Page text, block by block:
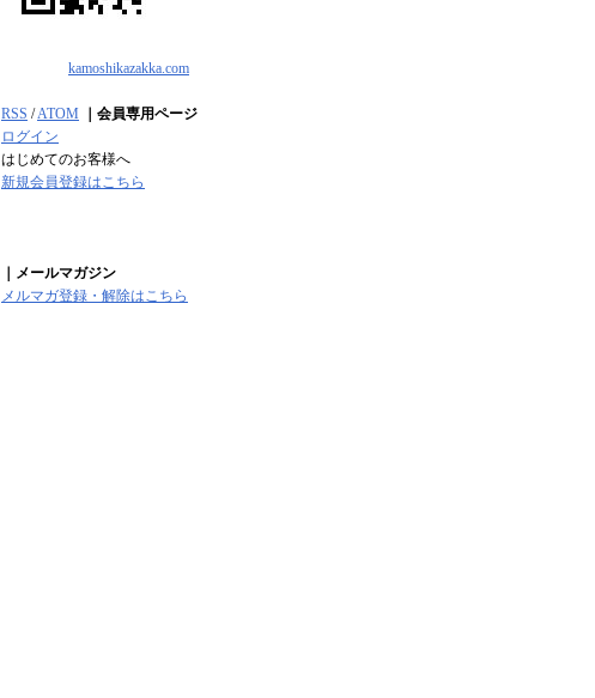
kamoshikazakka.com
RSS /ATOM
｜会員専用ページ
ログイン
はじめてのお客様へ
新規会員登録はこちら
｜メールマガジン
メルマガ登録・解除はこちら